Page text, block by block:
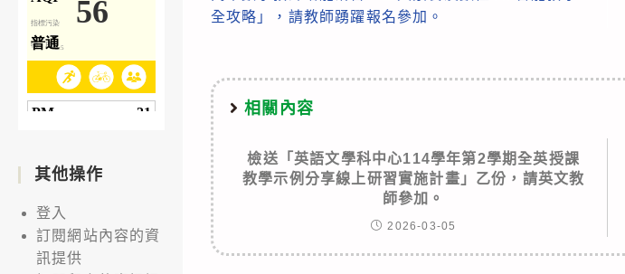
articles
全攻略」，請教師踴躍報名參加。
相關內容
檢送「英語文學科中心114學年第2學期全英授課
教學示例分享線上研習實施計畫」乙份，請英文教
師參加。
2026-03-05
其他操作
登入
訂閱網站內容的資
訊提供